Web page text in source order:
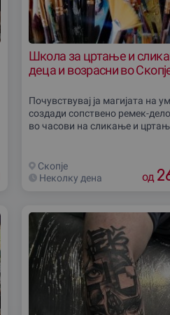
Школа за цртање и
деца и возрасни во
Почувствувај ја магијата на
создади сопствено ремек-
во часови на сликање и
Скопjе
Неколку дена
од